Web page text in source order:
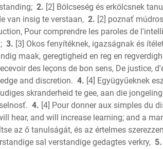
2. [2] Bölcseség és erkölcsnek
van insig te verstaan, 2. [2] poznať
Pour comprendre les paroles de
3. [3] Okos fenyítéknek, igazságnak és
maak, geregtigheid en reg en
des leçons de bon sens, De justice,
and discretion. 4. [4] Együgyűeknek
skranderheid te gee, aan die
4. [4] Pour donner aux simples du
hear, and will increase learning; and a
az ő tanulságát, és az értelmes
sal verstandige gedagtes verkry, 5.